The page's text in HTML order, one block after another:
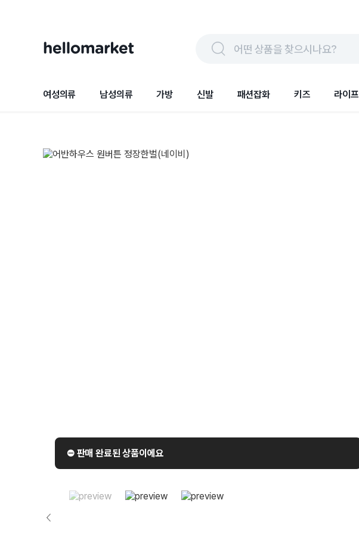
어떤 상품을 찾으시나요?
여성의류 남성의류 가방 신발 패션잡화 키즈 라이프
⛔️ 판매 완료된 상품이에요